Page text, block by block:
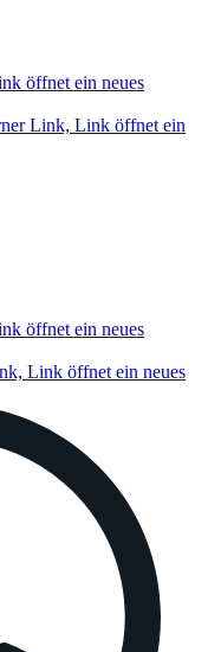
öffnet ein neues
Link, Link öffnet ein
öffnet ein neues
Link öffnet ein neues